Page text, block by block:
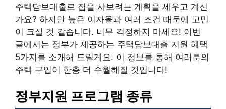
주택담보대출로 집을 사보려는 계획을 세우고 계신
가요? 하지만 높은 이자율과 여러 조건 때문에 고민
이 크실 것 같습니다. 너무 걱정하지 마세요! 이번
글에서는 정부가 제공하는 주택담보대출 지원 혜택
5가지를 소개해 드릴게요. 이 정보를 통해 여러분의
주택 구입이 한층 더 수월해질 것입니다!
정부지원 프로그램 종류